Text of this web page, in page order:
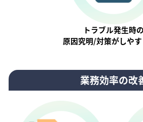
トラブル発生時の
原因究明/対策がしや
業務効率の改